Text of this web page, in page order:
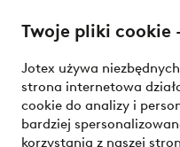
Twoje pliki cookie
Jotex używa
strona internetowa
cookie do analizy i
bardziej
korzystania z naszej
Warunki